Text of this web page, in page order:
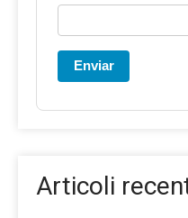
Enviar
Articoli